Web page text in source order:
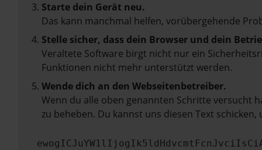
Starte dein Gerät neu.
Das kann manchmal helfen, vorübergehende
Stelle sicher, dass dein Browser und dein
Veraltete Software birgt nicht nur ein
Funktionen nicht mehr unterstützt werden.
Wende dich an den Webseitenbetreiber.
Wenn du alle oben genannten Schritte versucht
zu beheben. Du kannst uns diesen Text